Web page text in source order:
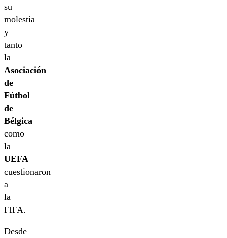
su
molestia
y
tanto
la
Asociación
de
Fútbol
de
Bélgica
como
la
UEFA
cuestionaron
a
la
FIFA.
Desde